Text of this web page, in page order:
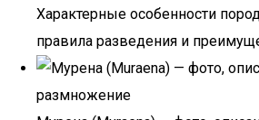
Характерные особенности
правила разведения и